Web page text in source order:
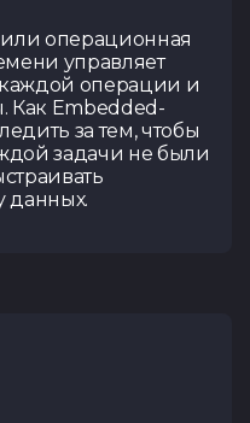
операционная
управляет
операции и
Как Embedded-
за тем, чтобы
задачи не были
данных.